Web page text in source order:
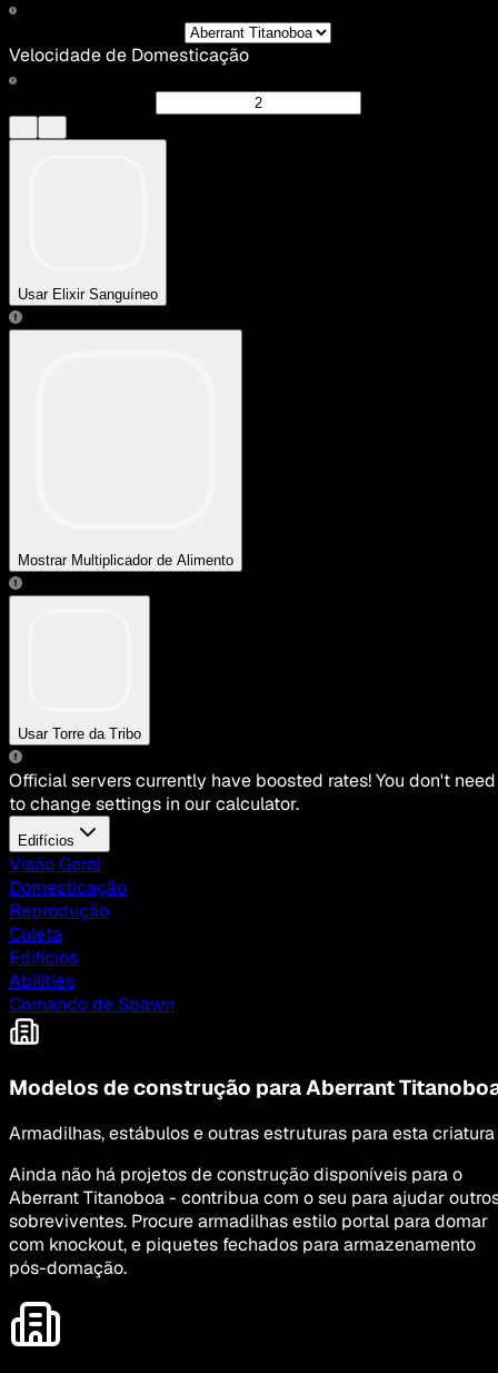
Velocidade de Domesticação
Usar Elixir Sanguíneo
Mostrar Multiplicador de Alimento
Usar Torre da Tribo
Official servers currently have boosted rates! You don't need
to change settings in our calculator.
Edifícios
Visão Geral
Domesticação
Reprodução
Coleta
Edifícios
Abilities
Comando de Spawn
Modelos de construção para Aberrant
Armadilhas, estábulos e outras estruturas para esta criatura
Ainda não há projetos de construção disponíveis para o
Aberrant Titanoboa - contribua com o seu para ajudar
sobreviventes. Procure armadilhas estilo portal para domar
com knockout, e piquetes fechados para armazenamento
pós-domação.